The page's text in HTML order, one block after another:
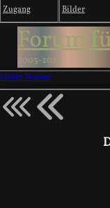
Zugang Bilder
Forum
2003-2026
Unter Wasser